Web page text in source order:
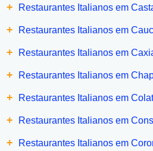
+ Restaurantes Italianos em
+ Restaurantes Italianos em
+ Restaurantes Italianos em
+ Restaurantes Italianos em
+ Restaurantes Italianos em
+ Restaurantes Italianos em
+ Restaurantes Italianos em